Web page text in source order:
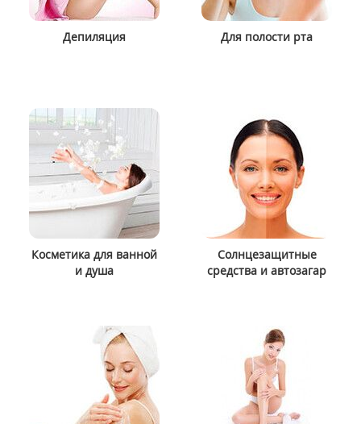
Депиляция Для полости рта
Косметика для ванной
и душа
Солнцезащитные
средства и автозагар